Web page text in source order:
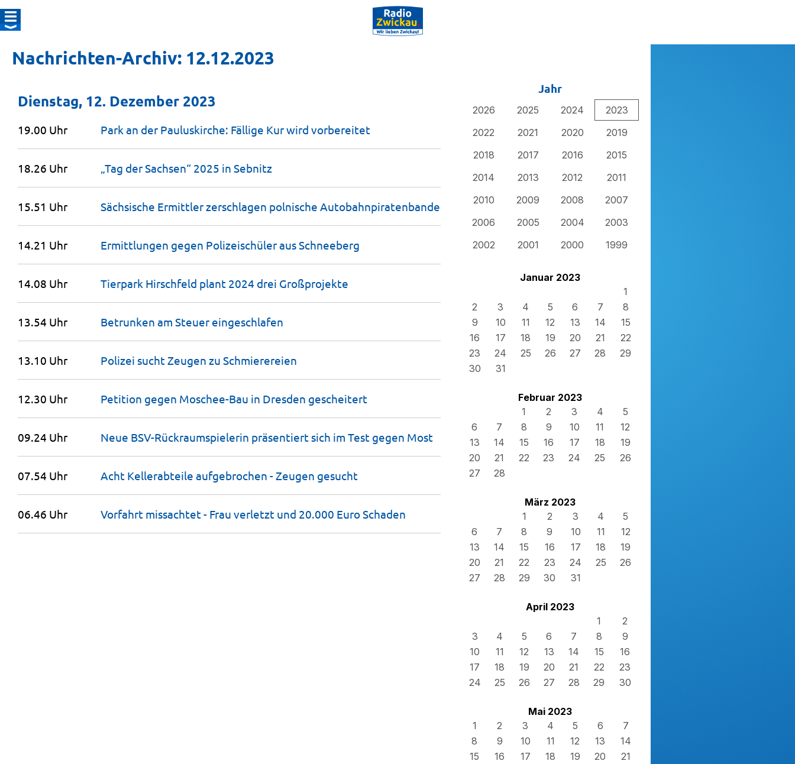
Nachrichten-Archiv: 12.12.2023
Jahr
2026 2025 2024
2023
2022
2021 2020
2019
2018
2017 2016
2015
2014
2013 2012
2011
2010
2009 2008
2007
2006
2005 2004
2003
2002
2001 2000 1999
Januar 2023
1
2
3 4 5 6 7
8
9
10 11 12 13 14
15
16
17 18 19 20 21
22
23
24 25 26 27 28
29
30
31
Februar 2023
1
2 3 4
5
6
7 8 9 10 11
12
13
14 15 16 17 18
19
20
21 22 23 24 25
26
27
28
März 2023
1
2 3 4
5
6
7 8 9 10 11
12
13
14 15 16 17 18
19
20
21 22 23 24 25
26
27
28 29 30 31
April 2023
1
2
3
4 5 6 7 8
9
10
11 12 13 14 15
16
17
18 19 20 21 22
23
24
25 26 27 28 29 30
Mai 2023
1
2 3 4 5 6
7
8
9 10 11 12 13
14
15
16 17 18 19 20
21
Dienstag, 12. Dezember 2023
19.00 Uhr Park an der Pauluskirche: Fällige Kur wird vorbereitet
18.26 Uhr „Tag der Sachsen“ 2025 in Sebnitz
15.51 Uhr Sächsische Ermittler zerschlagen polnische Autobahnpiratenbande
14.21 Uhr Ermittlungen gegen Polizeischüler ausSchneeberg
14.08 Uhr Tierpark Hirschfeld plant 2024 drei Großprojekte
13.54 Uhr Betrunken am Steuer eingeschlafen
13.10 Uhr Polizei sucht Zeugen zu Schmierereien
12.30 Uhr Petition gegen Moschee-Bau in Dresden gescheitert
09.24 Uhr Neue BSV-Rückraumspielerin präsentiert sich im Test gegen Most
07.54 Uhr Acht Kellerabteile aufgebrochen - Zeugen gesucht
06.46 Uhr Vorfahrt missachtet - Frau verletzt und 20.000 EuroSchaden